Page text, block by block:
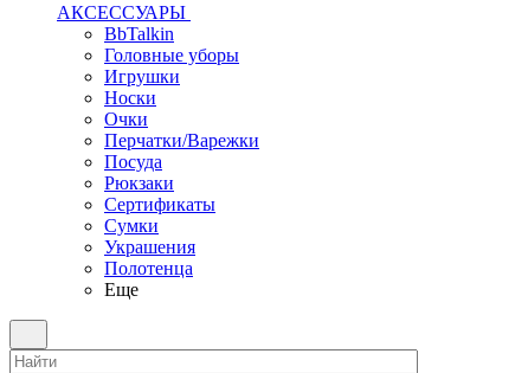
АКСЕССУАРЫ
BbTalkin
Головные уборы
Игрушки
Носки
Очки
Перчатки/Варежки
Посуда
Рюкзаки
Сертификаты
Сумки
Украшения
Полотенца
Еще